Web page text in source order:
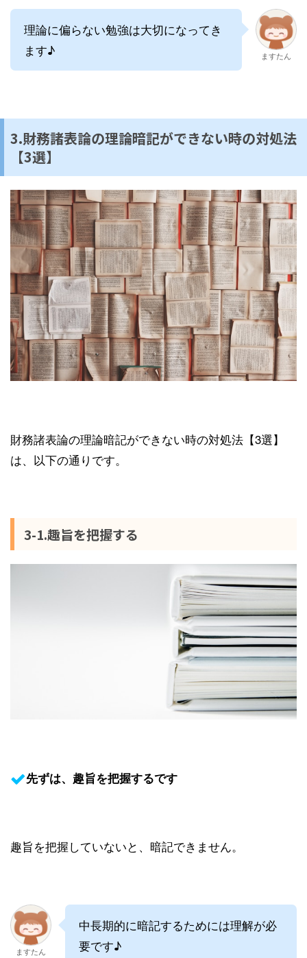
理論に偏らない勉強は大切になってき
ます♪
ますたん
3.財務諸表論の理論暗記ができない時の対処法
【3選】
財務諸表論の理論暗記ができない時の対処法【3選】
は、以下の通りです。
3-1.趣旨を把握する
先ずは、趣旨を把握するです
趣旨を把握していないと、暗記できません。
ますたん
中長期的に暗記するためには理解が必
要です♪